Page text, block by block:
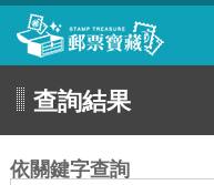
跳到主要內容區塊
查詢結果
依關鍵字查詢